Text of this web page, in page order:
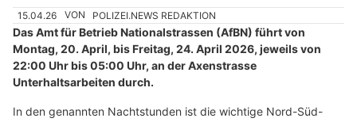
15.04.26 VON POLIZEI.NEWS REDAKTION
Das Amt für Betrieb Nationalstrassen (AfBN) führt von
Montag, 20. April, bis Freitag, 24. April 2026, jeweils von
22:00 Uhr bis 05:00 Uhr, an der Axenstrasse
Unterhaltsarbeiten durch.
In den genannten Nachtstunden ist die wichtige Nord-Süd-